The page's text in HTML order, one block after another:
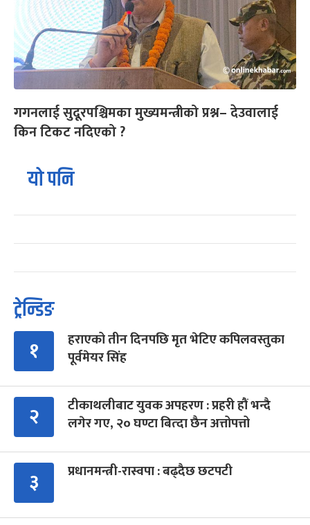
गगनलाई सुदूरपश्चिमका मुख्यमन्त्रीको प्रश्न– देउवालाई
किन टिकट नदिएको ?
यो पनि
ट्रेन्डिङ
१
हराएको तीन दिनपछि मृत भेटिए कपिलवस्तुका
पूर्वमेयर सिंह
२
टीकाथलीबाट युवक अपहरण : प्रहरी हौं भन्दै
लगेर गए, २० घण्टा बित्दा छैन अत्तोपत्तो
३ प्रधानमन्त्री-रास्वपा : बढ्दैछ छटपटी